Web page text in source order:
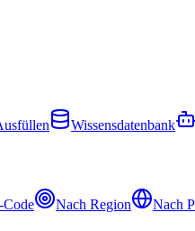
Wissensdatenbank
Nach Region Nach